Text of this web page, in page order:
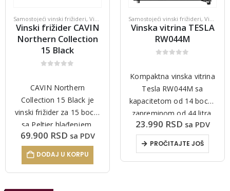
Samostojeći vinski frižideri, Vinski Frižideri
Vinski frižider CAVIN
Northern Collection
15 Black
CAVIN Northern
Collection 15 Black je
vinski frižider za 15 boca,
sa Peltier hlađenjem,
jednom temperaturnom
zonom (12–18°C), LED
osvetljenjem i elegantnim
ogledalnim vratima.
69.900 RSD sa PDV
DODAJ U KORPU
Samostojeći vinski frižideri, Vinski Frižideri
Vinska vitrina TESLA
RW044M
Kompaktna vinska vitrina
Tesla RW044M sa
kapacitetom od 14 boca i
zapreminom od 44 litra,
idealna za manje
prostore. Opremljena je
temperature i tiho radi
23.990 RSD sa PDV
PROČITAJTE JOŠ